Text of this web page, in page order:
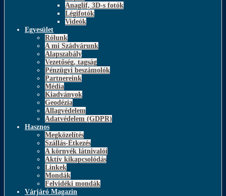
Anaglif, 3D-s fotók
Légifotók
Videók
Egyesület
Rólunk
A mi Szádvárunk
Alapszabály
Vezetőség, tagság
Pénzügyi beszámolók
Partnereink
Média
Kiadványok
Geodézia
Állagvédelem
Adatvédelem (GDPR)
Hasznos
Megközelítés
Szállás-Étkezés
A környék látnivalói
Aktív kikapcsolódás
Linkek
Mondák
Felvidéki mondák
Várjáró Magazin